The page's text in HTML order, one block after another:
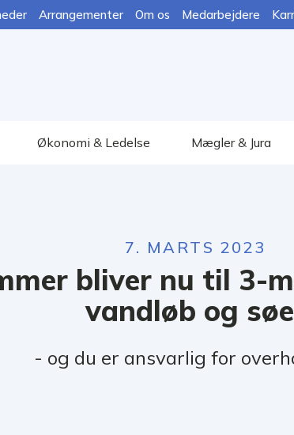
Arrangementer Om os Medarbejdere
Økonomi & Ledelse Mægler & Jura
7. MARTS 2023
bliver nu til 3-
vandløb og
- og du er ansvarlig for